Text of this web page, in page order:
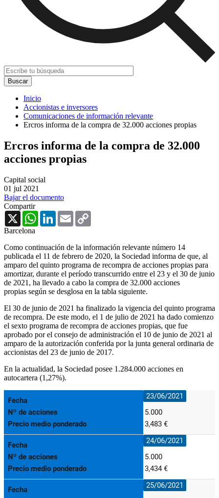
Inicio
Accionistas e inversores
Comunicaciones de información relevante
Ercros informa de la compra de 32.000 acciones propias
Ercros informa de la compra de 32.000
acciones propias
Capital social
01 jul 2021
Bajar el documento
Compartir
X
WhatsAppLinkedInEmail
Barcelona
Como continuación de la información relevante número 14
publicada el 11 de febrero de 2020, la Sociedad informa de que, al
amparo del quinto programa de recompra de acciones propias para
amortizar, durante el período transcurrido entre el 23 y el 30 de junio
de 2021, ha llevado a cabo la compra de 32.000 acciones
propias según se desglosa en la tabla siguiente.
El 30 de junio de 2021 ha finalizado la vigencia del quinto programa
de recompra. De este modo, el 1 de julio de 2021 ha dado comienzo
el sexto programa de recompra de acciones propias, que fue
aprobado por el consejo de administración el 10 de junio de 2021 al
amparo de la autorización conferida por la junta general ordinaria de
accionistas del 23 de junio de 2017.
En la actualidad, la Sociedad posee 1.284.000 acciones en
autocartera (1,27%).